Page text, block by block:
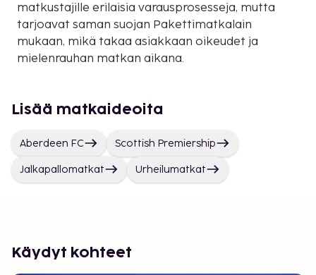
matkustajille erilaisia varausprosesseja, mutta
tarjoavat saman suojan Pakettimatkalain
mukaan, mikä takaa asiakkaan oikeudet ja
mielenrauhan matkan aikana.
Lisää matkaideoita
Aberdeen FC Scottish Premiership
Jalkapallomatkat Urheilumatkat
Käydyt kohteet